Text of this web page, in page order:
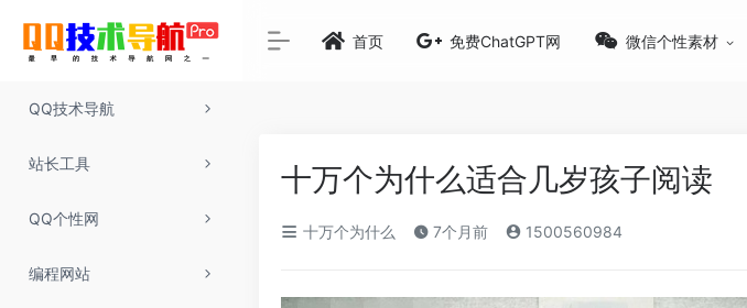
QQ技术导航
站长工具
QQ个性网
编程网站
首页 免费ChatGPT网 微信个性素材
十万个为什么适合几岁孩子阅读
十万个为什么 7个月前 1500560984